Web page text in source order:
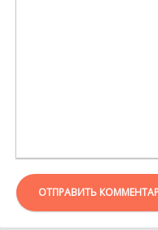
ОТПРАВИТЬ